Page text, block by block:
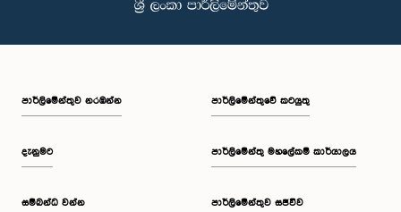
පාර්ලි‌මේන්තුව නරඹන්න
දැනුමට
සම්බන්ධ වන්න
පාර්ලිමේන්තුවේ කටයුතු
පාර්ලිමේන්තු මහලේකම් කාර්යාලය
පාර්ලිමේන්තුව සජීවීව